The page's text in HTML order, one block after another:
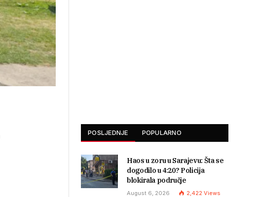
POSLJEDNJE POPULARNO
Haos u zoru u Sarajevu: Šta se
dogodilo u 4:20? Policija
blokirala područje
August 6, 2026 2,422 Views